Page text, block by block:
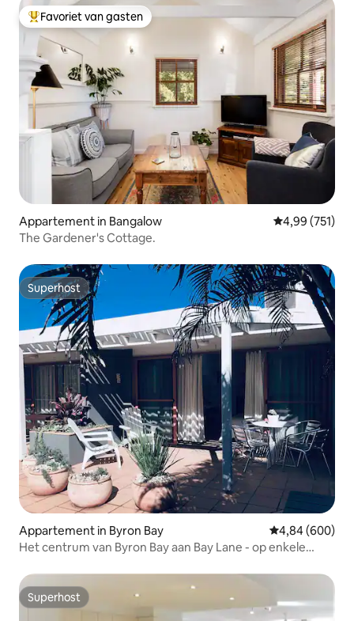
Topfavoriet van gasten
Favoriet van gasten
Appartement in Bangalow Gemiddelde
4,99 (751)
The Gardener's Cottage.
Superhost
Superhost
Appartement in Byron Bay Gemiddelde
4,84 (600)
Het centrum van Byron Bay aan Bay Lane - op enkele
Superhost
Superhost